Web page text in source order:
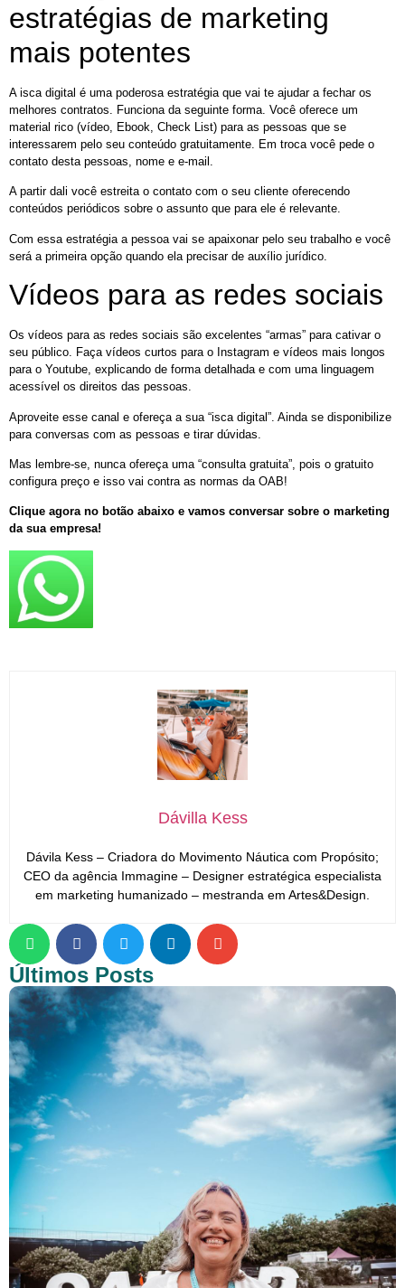
estratégias de marketing
mais potentes
A isca digital é uma poderosa estratégia que vai te ajudar a fechar os
melhores contratos. Funciona da seguinte forma. Você oferece um
material rico (vídeo, Ebook, Check List) para as pessoas que se
interessarem pelo seu conteúdo gratuitamente. Em troca você pede o
contato desta pessoas, nome e e-mail.
A partir dali você estreita o contato com o seu cliente oferecendo
conteúdos periódicos sobre o assunto que para ele é relevante.
Com essa estratégia a pessoa vai se apaixonar pelo seu trabalho e você
será a primeira opção quando ela precisar de auxílio jurídico.
Vídeos para as redes sociais
Os vídeos para as redes sociais são excelentes “armas” para cativar o
seu público. Faça vídeos curtos para o Instagram e vídeos mais longos
para o Youtube, explicando de forma detalhada e com uma linguagem
acessível os direitos das pessoas.
Aproveite esse canal e ofereça a sua “isca digital”. Ainda se disponibilize
para conversas com as pessoas e tirar dúvidas.
Mas lembre-se, nunca ofereça uma “consulta gratuita”, pois o gratuito
configura preço e isso vai contra as normas da OAB!
Clique agora no botão abaixo e vamos conversar sobre o marketing
da sua empresa!
Dávilla Kess
Dávila Kess – Criadora do Movimento Náutica com Propósito;
CEO da agência Immagine – Designer estratégica especialista
em marketing humanizado – mestranda em Artes&Design.
Últimos Posts